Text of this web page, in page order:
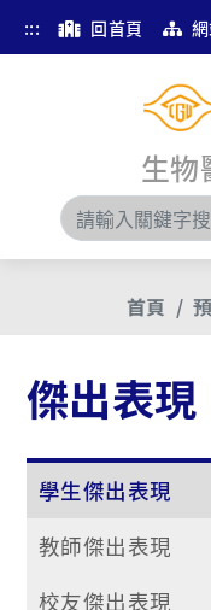
::: 回首頁
生物
首頁
傑出表現
學生傑出表現
教師傑出表現
校友傑出表現